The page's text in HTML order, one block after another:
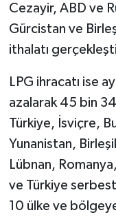
Cezayir, ABD ve
Gürcistan ve
ithalatı
LPG ihracatı ise
azalarak 45 bin
Türkiye, İsviçre,
Yunanistan,
Lübnan,
ve Türkiye
10 ülke ve